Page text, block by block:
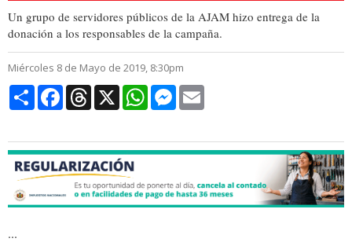
Un grupo de servidores públicos de la AJAM hizo entrega de la
donación a los responsables de la campaña.
Miércoles 8 de Mayo de 2019, 8:30pm
CompartirFacebookThreads
X WhatsAppMessenger
...